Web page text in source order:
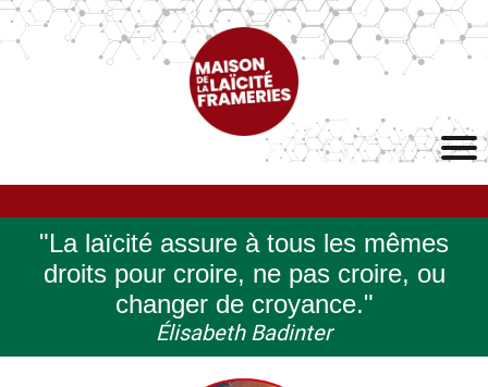
"La laïcité assure à tous les mêmes
droits pour croire, ne pas croire, ou
changer de croyance."
Élisabeth Badinter